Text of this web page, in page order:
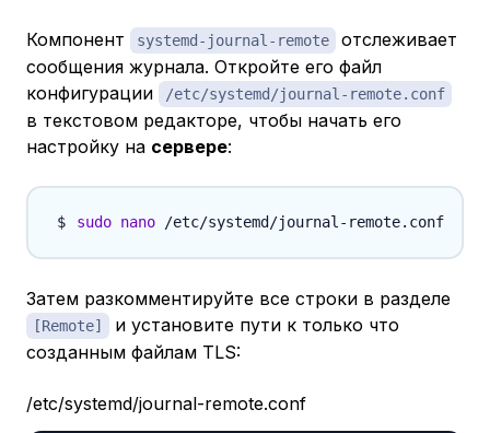
Компонент systemd-journal-remote
отслеживает
сообщения журнала. Откройте его файл
конфигурации
/etc/systemd/journal-remote.conf
в текстовом редакторе, чтобы начать его
настройку на сервере:
sudo nano
Затем разкомментируйте все строки в разделе
[Remote]
и установите пути к только что
созданным файлам TLS:
/etc/systemd/journal-remote.conf